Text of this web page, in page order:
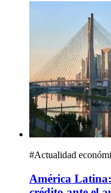
#Actualidad
América Latina: